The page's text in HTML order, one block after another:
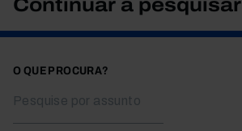
Continuar a pesquisar
O QUE PROCURA?